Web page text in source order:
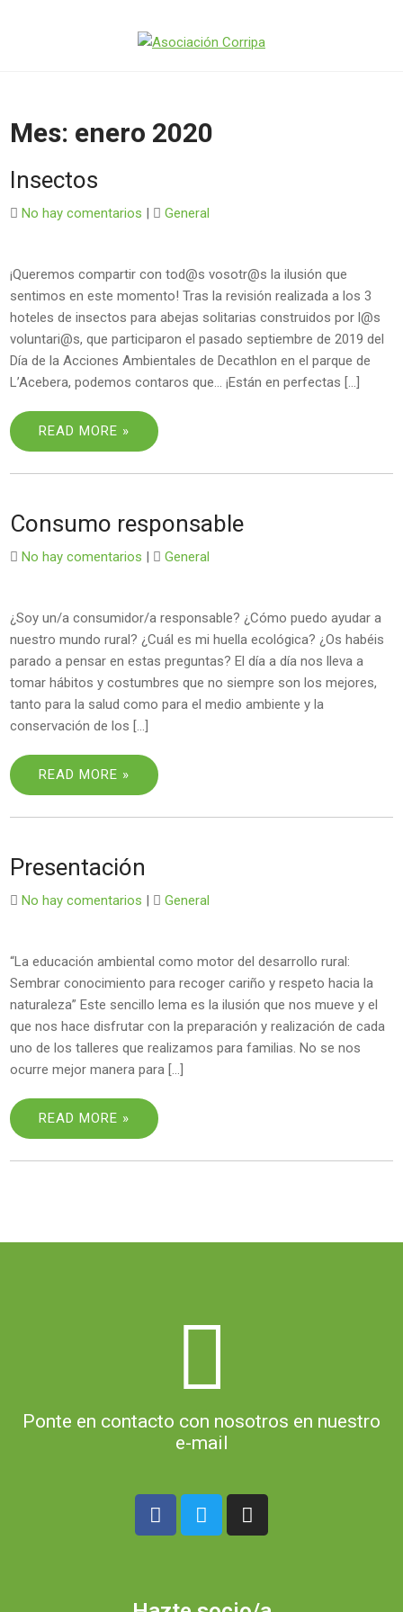
Mes: enero 2020
Insectos
No hay comentarios | General
¡Queremos compartir con tod@s vosotr@s la ilusión que
sentimos en este momento! Tras la revisión realizada a los 3
hoteles de insectos para abejas solitarias construidos por l@s
voluntari@s, que participaron el pasado septiembre de 2019 del
Día de la Acciones Ambientales de Decathlon en el parque de
L’Acebera, podemos contaros que… ¡Están en perfectas […]
READ MORE »
Consumo responsable
No hay comentarios | General
¿Soy un/a consumidor/a responsable? ¿Cómo puedo ayudar a
nuestro mundo rural? ¿Cuál es mi huella ecológica? ¿Os habéis
parado a pensar en estas preguntas? El día a día nos lleva a
tomar hábitos y costumbres que no siempre son los mejores,
tanto para la salud como para el medio ambiente y la
conservación de los […]
READ MORE »
Presentación
No hay comentarios | General
“La educación ambiental como motor del desarrollo rural:
Sembrar conocimiento para recoger cariño y respeto hacia la
naturaleza” Este sencillo lema es la ilusión que nos mueve y el
que nos hace disfrutar con la preparación y realización de cada
uno de los talleres que realizamos para familias. No se nos
ocurre mejor manera para […]
READ MORE »
Ponte en contacto con nosotros en nuestro
e-mail